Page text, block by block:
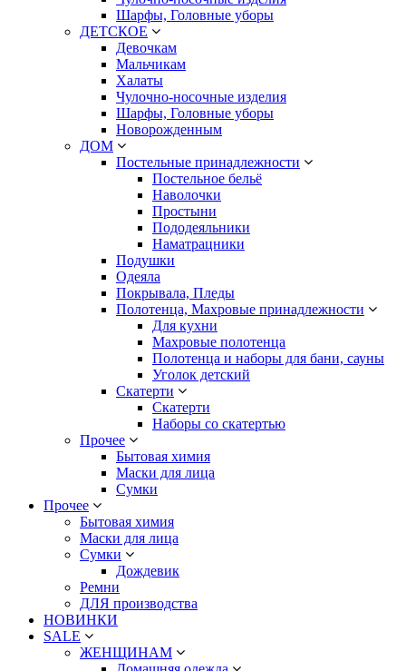
Шарфы, Головные уборы
ДЕТСКОЕ
Девочкам
Мальчикам
Халаты
Чулочно-носочные изделия
Шарфы, Головные уборы
Новорожденным
ДОМ
Постельные принадлежности
Постельное бельё
Наволочки
Простыни
Пододеяльники
Наматрацники
Подушки
Одеяла
Покрывала, Пледы
Полотенца, Махровые принадлежности
Для кухни
Махровые полотенца
Полотенца и наборы для бани, сауны
Уголок детский
Скатерти
Скатерти
Наборы со скатертью
Прочее
Бытовая химия
Маски для лица
Сумки
Прочее
Бытовая химия
Маски для лица
Сумки
Дождевик
Ремни
ДЛЯ производства
НОВИНКИ
SALE
ЖЕНЩИНАМ